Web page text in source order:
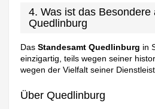
4. Was ist das Besondere
Quedlinburg
DasStandesamt Quedlinburg in
einzigartig, teils wegen seiner
wegen der Vielfalt seiner
Über Quedlinburg